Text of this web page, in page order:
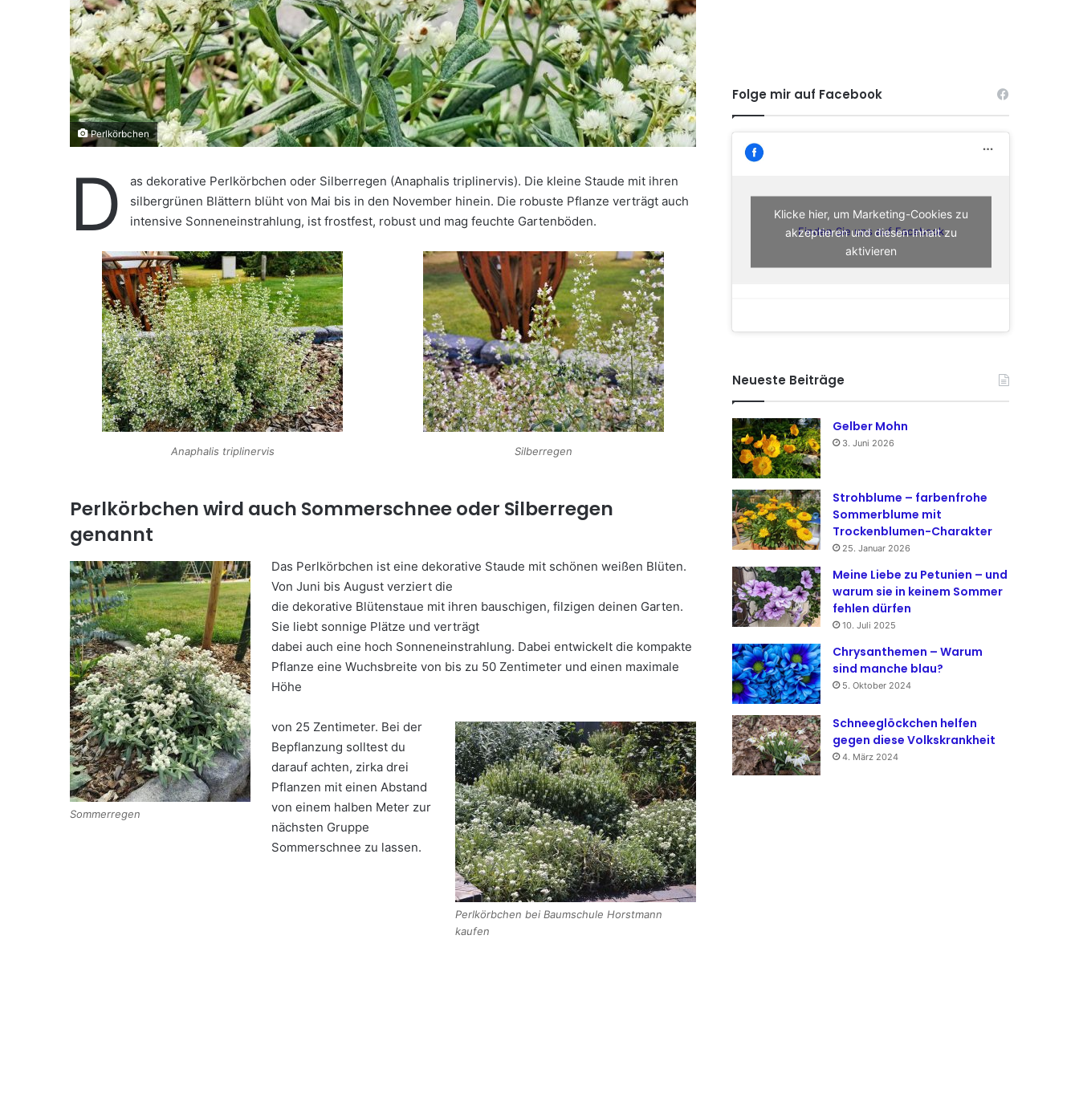
l
Perlkörbchen
D
as dekorative Perlkörbchen oder Silberregen (Anaphalis triplinervis). Die kleine Staude mit ihren
silbergrünen Blättern blüht von Mai bis in den November hinein. Die robuste Pflanze verträgt auch
intensive Sonneneinstrahlung, ist frostfest, robust und mag feuchte Gartenböden.
Anaphalis triplinervis Silberregen
Perlkörbchen wird auch Sommerschnee oder Silberregen
genannt
Sommerregen
Das Perlkörbchen ist eine dekorative Staude mit schönen weißen Blüten.
Von Juni bis August verziert die
die dekorative Blütenstaue mit ihren bauschigen, filzigen deinen Garten.
Sie liebt sonnige Plätze und verträgt
dabei auch eine hoch Sonneneinstrahlung. Dabei entwickelt die kompakte
Pflanze eine Wuchsbreite von bis zu 50 Zentimeter und einen maximale
Höhe
Perlkörbchen bei Baumschule Horstmann
kaufen
von 25 Zentimeter. Bei der
Bepflanzung solltest du
darauf achten, zirka drei
Pflanzen mit einen Abstand
von einem halben Meter zur
nächsten Gruppe
Sommerschnee zu lassen.
Folge mir auf Facebook
Finden Sie uns auf Facebook
Klicke hier, um Marketing-Cookies zu
akzeptieren und diesen Inhalt zu
aktivieren
Neueste Beiträge
Gelber Mohn
3. Juni 2026
Strohblume – farbenfrohe
Sommerblume mit
Trockenblumen-Charakter
25. Januar 2026
Meine Liebe zu Petunien – und
warum sie in keinem Sommer
fehlen dürfen
10. Juli 2025
Chrysanthemen – Warum
sind manche blau?
5. Oktober 2024
Schneeglöckchen helfen
gegen diese Volkskrankheit
4. März 2024